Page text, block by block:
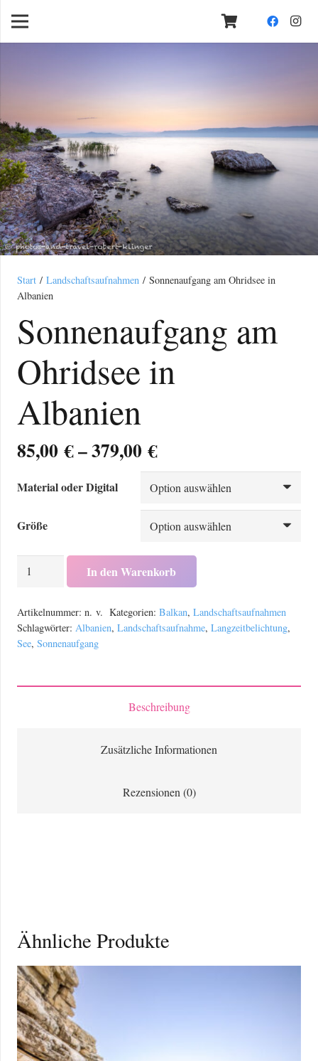
Start / Landschaftsaufnahmen / Sonnenaufgang am Ohridsee in
Albanien
Sonnenaufgang am
Ohridsee in
Albanien
85,00€–379,00€Preisspanne:
85,00 €
bis
379,00 €
Material oder Digital
Größe
Sonnenaufgang
in
Albanien
In den Warenkorb
Artikelnummer: n. v. Kategorien: Balkan, Landschaftsaufnahmen
Schlagwörter: Albanien, Landschaftsaufnahme, Langzeitbelichtung,
See, Sonnenaufgang
Beschreibung
Zusätzliche Informationen
Rezensionen (0)
Ähnliche Produkte